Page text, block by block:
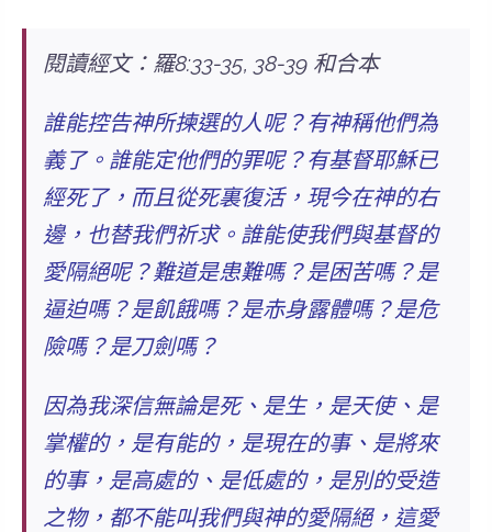
閱讀經文：羅8:33-35, 38-39 和合本
誰能控告神所揀選的人呢？有神稱他們為
義了。誰能定他們的罪呢？有基督耶穌已
經死了，而且從死裏復活，現今在神的右
邊，也替我們祈求。 誰能使我們與基督的
愛隔絕呢？難道是患難嗎？是困苦嗎？是
逼迫嗎？是飢餓嗎？是赤身露體嗎？是危
險嗎？是刀劍嗎？
因為我深信無論是死、是生，是天使、是
掌權的，是有能的，是現在的事、是將來
的事，是高處的、是低處的，是別的受造
之物，都不能叫我們與神的愛隔絕，這愛